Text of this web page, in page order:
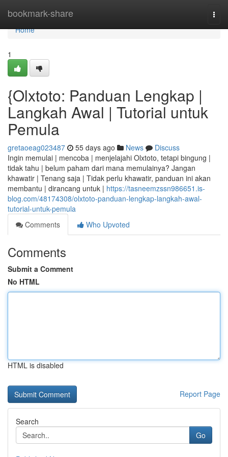
bookmark-share
Home
Home
1
{Olxtoto: Panduan Lengkap |
Langkah Awal | Tutorial untuk
Pemula
gretaoeag023487 55 days ago News
Discuss
Ingin memulai | mencoba | menjelajahi Olxtoto, tetapi bingung |
tidak tahu | belum paham dari mana memulainya? Jangan
khawatir | Tenang saja | Tidak perlu khawatir, panduan ini akan
membantu | dirancang untuk | https://tasneemzssn986651.is-
blog.com/48174308/olxtoto-panduan-lengkap-langkah-awal-
tutorial-untuk-pemula
Comments
Who Upvoted
Comments
Submit a Comment
No HTML
HTML is disabled
Report Page
Search
Go